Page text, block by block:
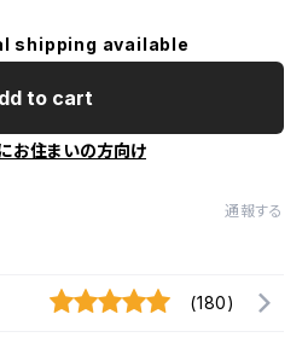
shipping available
to cart
お住まいの方向け
通報する
(180)